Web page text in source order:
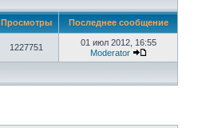
Просмотры Последнее сообщение
1227751
01 июл 2012, 16:55
Moderator